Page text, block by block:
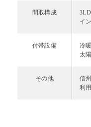
間取構成
イ
付帯設備
冷
太
その他
信
利用